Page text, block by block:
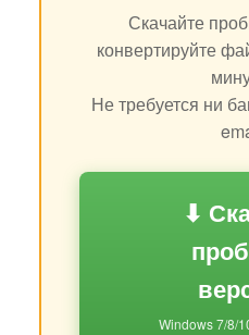
Скачайте
конвертируйте
Не требуется ни
⬇
Windows 7/8/